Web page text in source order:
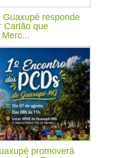
Guaxupé responde
Carlão que
promoverá